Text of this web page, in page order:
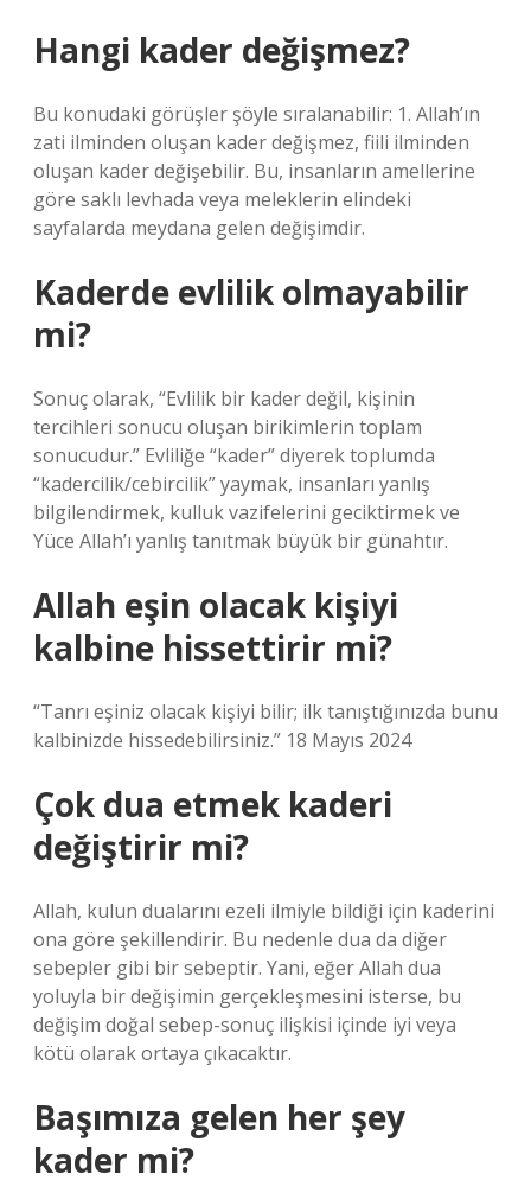
Hangi kader değişmez?
Bu konudaki görüşler şöyle sıralanabilir: 1. Allah’ın
zati ilminden oluşan kader değişmez, fiili ilminden
oluşan kader değişebilir. Bu, insanların amellerine
göre saklı levhada veya meleklerin elindeki
sayfalarda meydana gelen değişimdir.
Kaderde evlilik olmayabilir
mi?
Sonuç olarak, “Evlilik bir kader değil, kişinin
tercihleri ​​sonucu oluşan birikimlerin toplam
sonucudur.” Evliliğe “kader” diyerek toplumda
“kadercilik/cebircilik” yaymak, insanları yanlış
bilgilendirmek, kulluk vazifelerini geciktirmek ve
Yüce Allah’ı yanlış tanıtmak büyük bir günahtır.
Allah eşin olacak kişiyi
kalbine hissettirir mi?
“Tanrı eşiniz olacak kişiyi bilir; ilk tanıştığınızda bunu
kalbinizde hissedebilirsiniz.” 18 Mayıs 2024
Çok dua etmek kaderi
değiştirir mi?
Allah, kulun dualarını ezeli ilmiyle bildiği için kaderini
ona göre şekillendirir. Bu nedenle dua da diğer
sebepler gibi bir sebeptir. Yani, eğer Allah dua
yoluyla bir değişimin gerçekleşmesini isterse, bu
değişim doğal sebep-sonuç ilişkisi içinde iyi veya
kötü olarak ortaya çıkacaktır.
Başımıza gelen her şey
kader mi?